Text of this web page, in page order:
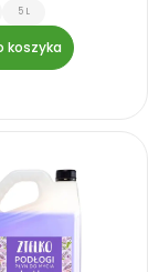
5 L
koszyka